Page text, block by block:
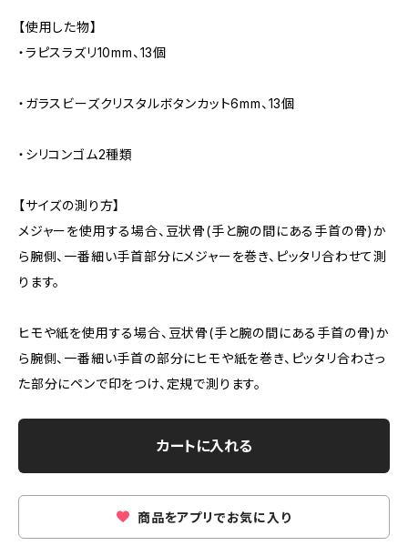
【使用した物】
・ラピスラズリ10mm、13個
・ガラスビーズクリスタルボタンカット6mm、13個
・シリコンゴム2種類
【サイズの測り方】
メジャーを使用する場合、豆状骨(手と腕の間にある手首の骨)か
ら腕側、一番細い手首部分にメジャーを巻き、ピッタリ合わせて測
ります。
ヒモや紙を使用する場合、豆状骨(手と腕の間にある手首の骨)か
ら腕側、一番細い手首の部分にヒモや紙を巻き、ピッタリ合わさっ
た部分にペンで印をつけ、定規で測ります。
カートに入れる
商品をアプリでお気に入り